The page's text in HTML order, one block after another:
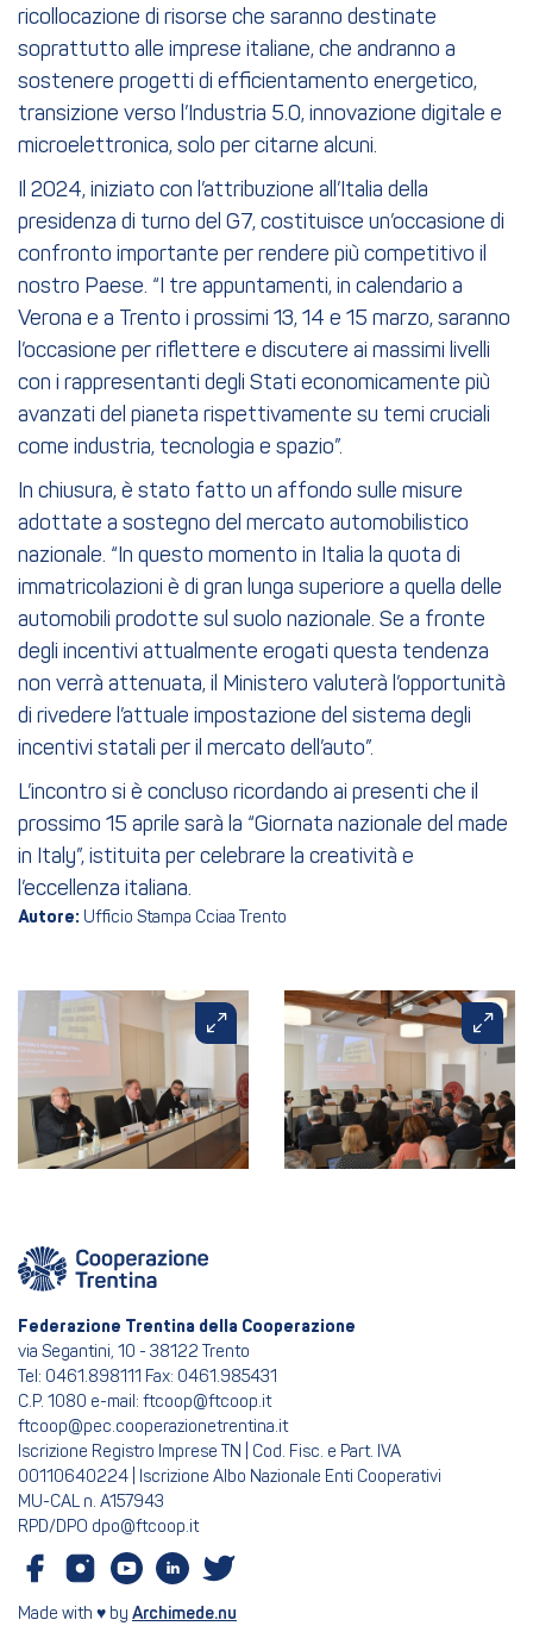
ricollocazione di risorse che saranno destinate
soprattutto alle imprese italiane, che andranno a
sostenere progetti di efficientamento energetico,
transizione verso l’Industria 5.0, innovazione digitale e
microelettronica, solo per citarne alcuni.
Il 2024, iniziato con l’attribuzione all’Italia della
presidenza di turno del G7, costituisce un’occasione di
confronto importante per rendere più competitivo il
nostro Paese. “I tre appuntamenti, in calendario a
Verona e a Trento i prossimi 13, 14 e 15 marzo, saranno
l’occasione per riflettere e discutere ai massimi livelli
con i rappresentanti degli Stati economicamente più
avanzati del pianeta rispettivamente su temi cruciali
come industria, tecnologia e spazio”.
In chiusura, è stato fatto un affondo sulle misure
adottate a sostegno del mercato automobilistico
nazionale. “In questo momento in Italia la quota di
immatricolazioni è di gran lunga superiore a quella delle
automobili prodotte sul suolo nazionale. Se a fronte
degli incentivi attualmente erogati questa tendenza
non verrà attenuata, il Ministero valuterà l’opportunità
di rivedere l’attuale impostazione del sistema degli
incentivi statali per il mercato dell’auto”.
L’incontro si è concluso ricordando ai presenti che il
prossimo 15 aprile sarà la “Giornata nazionale del made
in Italy”, istituita per celebrare la creatività e
l’eccellenza italiana.
Autore: Ufficio Stampa Cciaa Trento
Federazione Trentina della Cooperazione
via Segantini, 10 - 38122 Trento
Tel: 0461.898111 Fax: 0461.985431
C.P. 1080 e-mail: ftcoop@ftcoop.it
ftcoop@pec.cooperazionetrentina.it
Iscrizione Registro Imprese TN | Cod. Fisc. e Part. IVA
00110640224 | Iscrizione Albo Nazionale Enti Cooperativi
MU-CAL n. A157943
RPD/DPO dpo@ftcoop.it
Made with ♥ by Archimede.nu